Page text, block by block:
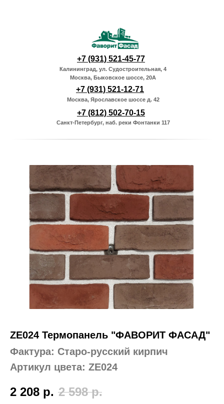
Санкт-Петербург, наб. реки Фонтанки 117
+7 (812) 502-70-15
Калининград, ул. Судостроительная, 4
Москва, Быковское шоссе, 20А
Москва, Ярославское шоссе д. 42
+7 (931) 521-12-71
+7 (931) 521-45-77
ZE024 Термопанель "ФАВОРИТ ФАСАД"
Фактура: Старо-русский кирпич
Артикул цвета: ZE024
2 208 р. 2 598 р.